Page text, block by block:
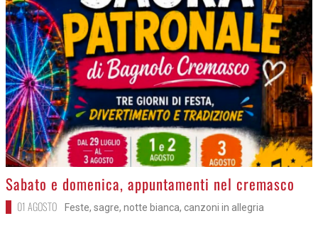
>
Sabato e domenica, appuntamenti nel cremasco
01 AGOSTO Feste, sagre, notte bianca, canzoni in allegria